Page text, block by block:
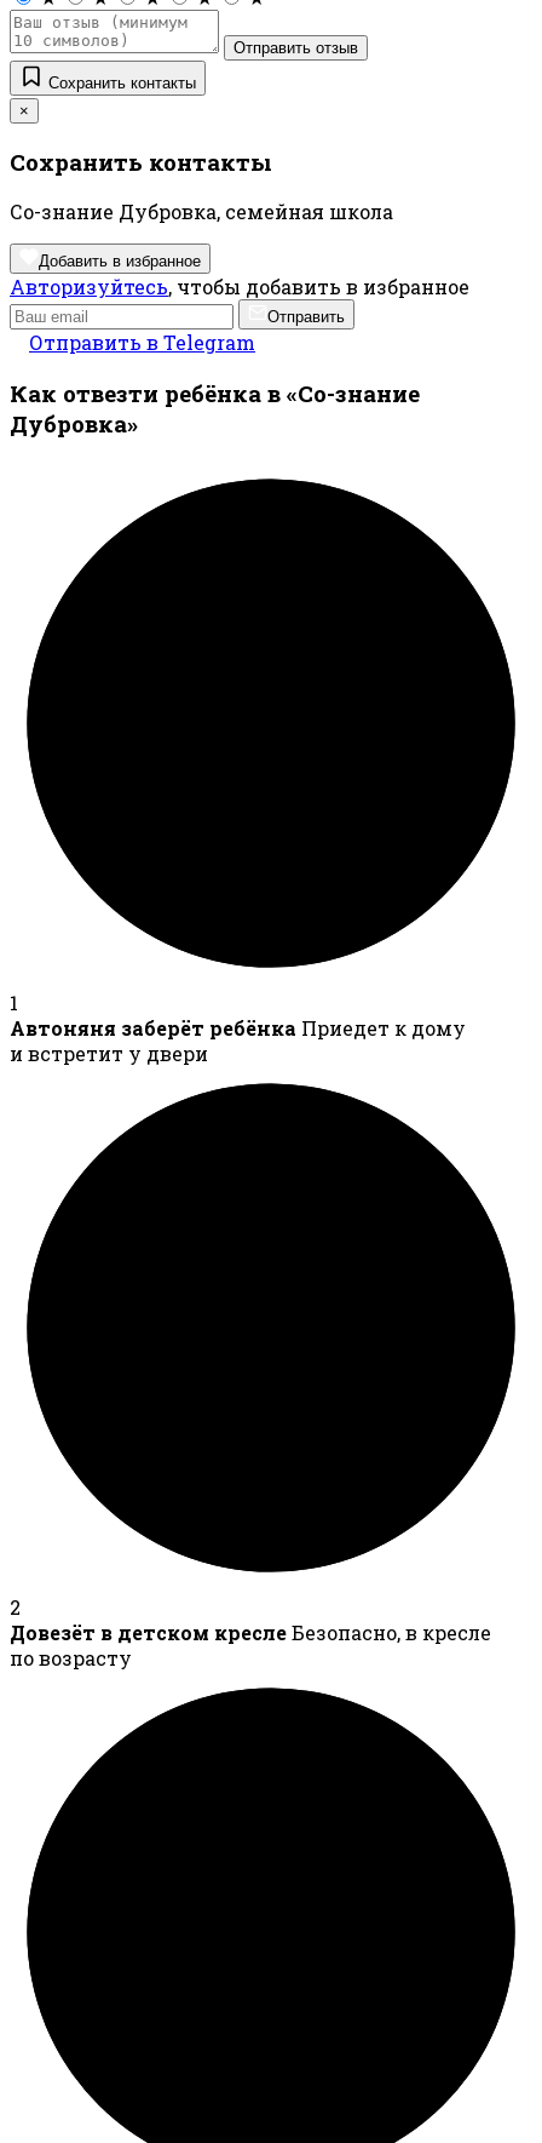
Отправить отзыв
Сохранить контакты
×
Сохранить контакты
Со-знание Дубровка, семейная школа
Добавить в избранное
Авторизуйтесь, чтобы добавить в избранное
Отправить
Отправить в Telegram
Как отвезти ребёнка в «Со-знание
Дубровка»
1
Автоняня заберёт ребёнка Приедет к дому
и встретит у двери
2
Довезёт в детском креслеБезопасно, в кресле
по возрасту